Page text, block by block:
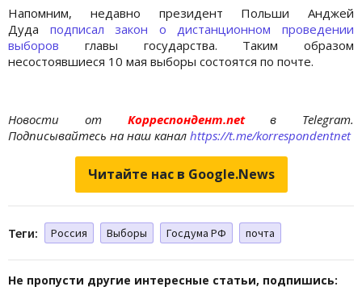
Напомним, недавно президент Польши Анджей
Дуда подписал закон о дистанционном проведении
выборов главы государства. Таким образом
несостоявшиеся 10 мая выборы состоятся по почте.
Новости отКорреспондент.netв Telegram.
Подписывайтесь на наш канал https://t.me/korrespondentnet
Читайте нас в Google.News
Теги: Россия Выборы Госдума РФ почта
Не пропусти другие интересные статьи, подпишись: